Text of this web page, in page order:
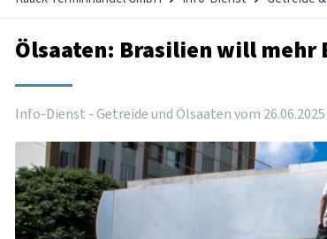
Ölsaaten: Brasilien will mehr
Info-Dienst - Getreide und Ölsaaten vom 26.06.2025